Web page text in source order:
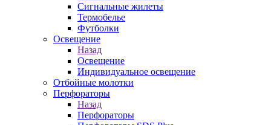
Сигнальные жилеты
Термобелье
Футболки
Освещение
Назад
Освещение
Индивидуальное освещение
Отбойные молотки
Перфораторы
Назад
Перфораторы